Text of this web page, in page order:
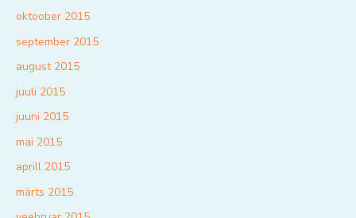
oktoober 2015
september 2015
august 2015
juuli 2015
juuni 2015
mai 2015
aprill 2015
märts 2015